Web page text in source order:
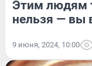
Этим людям
нельзя — вы
9 июня, 2024, 10:00